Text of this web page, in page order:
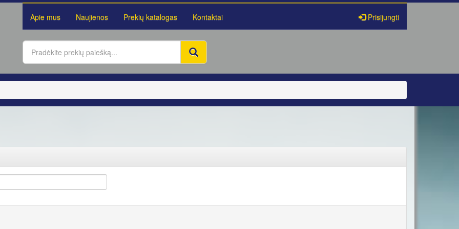
Apie mus Naujienos Prekių katalogas Kontaktai Prisijungti